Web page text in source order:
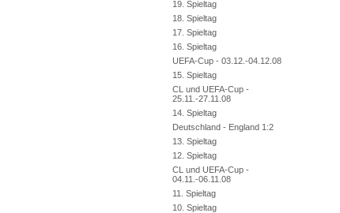
19. Spieltag
18. Spieltag
17. Spieltag
16. Spieltag
UEFA-Cup - 03.12.-04.12.08
15. Spieltag
CL und UEFA-Cup -
25.11.-27.11.08
14. Spieltag
Deutschland - England 1:2
13. Spieltag
12. Spieltag
CL und UEFA-Cup -
04.11.-06.11.08
11. Spieltag
10. Spieltag